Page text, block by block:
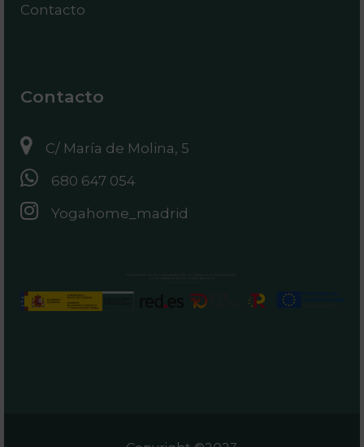
Contacto
Contacto
C/ María de Molina, 5
680 647 054
Yogahome_madrid